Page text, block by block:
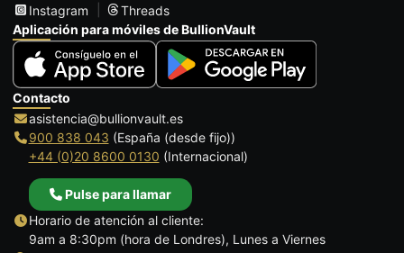
Instagram
Threads
Aplicación para móviles de BullionVault
Contacto
asistencia@bullionvault.es
900 838 043 (España (desde fijo))
+44 (0)20 8600 0130 (Internacional)
Pulse para llamar
Horario de atención al cliente:
9am a 8:30pm (hora de Londres), Lunes a Viernes